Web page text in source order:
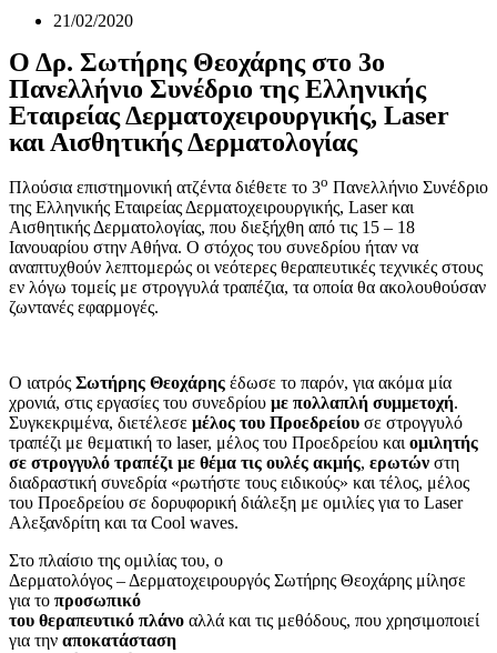
21/02/2020
Ο Δρ. Σωτήρης Θεοχάρης στο 3ο
Πανελλήνιο Συνέδριο της Ελληνικής
Εταιρείας Δερματοχειρουργικής, Laser
και Αισθητικής Δερματολογίας
Πλούσια επιστημονική ατζέντα διέθετε το 3ο Πανελλήνιο Συνέδριο
της Ελληνικής Εταιρείας Δερματοχειρουργικής, Laser και
Αισθητικής Δερματολογίας, που διεξήχθη από τις 15 – 18
Ιανουαρίου στην Αθήνα. Ο στόχος του συνεδρίου ήταν να
αναπτυχθούν λεπτομερώς οι νεότερες θεραπευτικές τεχνικές στους
εν λόγω τομείς με στρογγυλά τραπέζια, τα οποία θα ακολουθούσαν
ζωντανές εφαρμογές.
Ο ιατρός Σωτήρης Θεοχάρης έδωσε το παρόν, για ακόμα μία
χρονιά, στις εργασίες του συνεδρίου με πολλαπλή συμμετοχή.
Συγκεκριμένα, διετέλεσε μέλος του Προεδρείου σε στρογγυλό
τραπέζι με θεματική το laser, μέλος του Προεδρείου και ομιλητής
σε στρογγυλό τραπέζι με θέμα τις ουλές ακμής, ερωτών στη
διαδραστική συνεδρία «ρωτήστε τους ειδικούς» και τέλος, μέλος
του Προεδρείου σε δορυφορική διάλεξη με ομιλίες για το Laser
Αλεξανδρίτη και τα Cool waves.
Στο πλαίσιο της ομιλίας του, ο
Δερματολόγος – Δερματοχειρουργός Σωτήρης Θεοχάρης μίλησε
για το προσωπικό
του θεραπευτικό πλάνο αλλά και τις μεθόδους, που χρησιμοποιεί
για την αποκατάσταση